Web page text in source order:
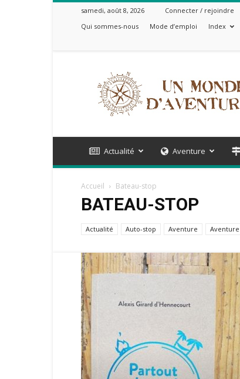
samedi, août 8, 2026
Connecter / rejoindre
Qui sommes-nous
Mode d’emploi Index
Monde
d'Aventures
Actualité Aventure
Accueil Bateau-stop
BATEAU-STOP
Actualité Auto-stop Aventure